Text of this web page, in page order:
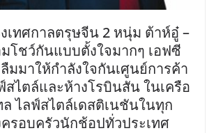
เทศกาลตรุษจีน 2 หนุ่ม ต้าห์อู๋ –
โชว์กันแบบตั้งใจมากๆ เอฟซี
มมาให้กำลังใจกันเศูนย์การค้า
ไตล์และห้างโรบินสัน ในเครือ
ล ไลฟ์สไตล์เดสติเนชันในทุก
รอบครัวนักช้อปทั่วประเทศ